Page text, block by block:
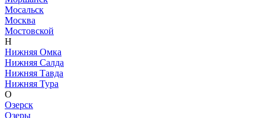
Мосальск
Москва
Мостовской
Н
Нижняя Омка
Нижняя Салда
Нижняя Тавда
Нижняя Тура
О
Озерск
Озеры